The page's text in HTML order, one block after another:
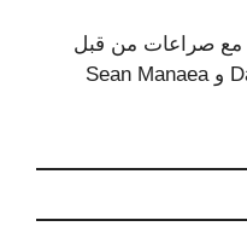
– مع صراعات من قبل
Kodai Senga و David Peterson و Sean Manaea